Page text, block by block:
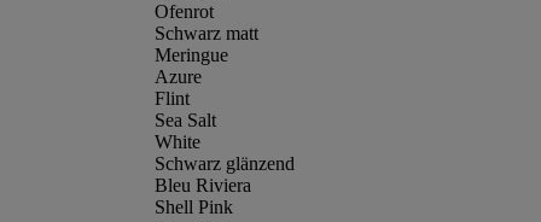
Ofenrot
Schwarz matt
Meringue
Azure
Flint
Sea Salt
White
Schwarz glänzend
Bleu Riviera
Shell Pink